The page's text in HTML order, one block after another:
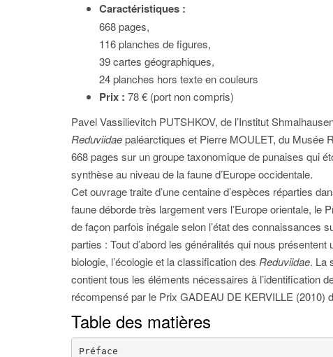
Caractéristiques :
668 pages,
116 planches de figures,
39 cartes géographiques,
24 planches hors texte en couleurs
Prix : 78 € (port non compris)
Pavel Vassilievitch PUTSHKOV, de l’Institut
Reduviidaepaléarctiques et Pierre MOULET, du Musée
668 pages sur un groupe taxonomique de punaises qui
synthèse au niveau de la faune d’Europe occidentale.
Cet ouvrage traite d’une centaine d’espèces réparties
faune déborde très largement vers l’Europe orientale, le
de façon parfois inégale selon l’état des connaissances
parties : Tout d’abord les généralités qui nous
biologie, l’écologie et la classification des Reduviidae. La
contient tous les éléments nécessaires à l’identification
récompensé par le Prix GADEAU DE KERVILLE (2010)
Table des matières
Préface